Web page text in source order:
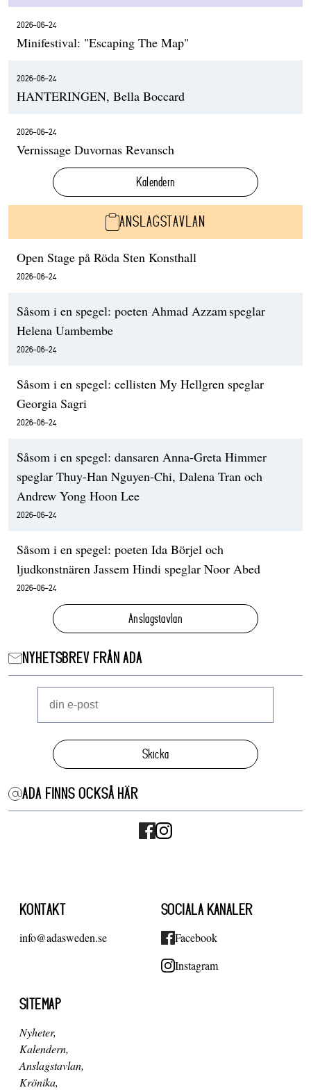
2026-06-24
Minifestival: "Escaping The Map"
2026-06-24
HANTERINGEN, Bella Boccard
2026-06-24
Vernissage Duvornas Revansch
Kalendern
ANSLAGSTAVLAN
Open Stage på Röda Sten Konsthall
2026-06-24
Såsom i en spegel: poeten Ahmad Azzam speglar
Helena Uambembe
2026-06-24
Såsom i en spegel: cellisten My Hellgren speglar
Georgia Sagri
2026-06-24
Såsom i en spegel: dansaren Anna-Greta Himmer
speglar Thuy-Han Nguyen-Chi, Dalena Tran och
Andrew Yong Hoon Lee
2026-06-24
Såsom i en spegel: poeten Ida Börjel och
ljudkonstnären Jassem Hindi speglar Noor Abed
2026-06-24
Anslagstavlan
NYHETSBREV FRÅN ADA
Skicka
ADA FINNS OCKSÅ HÄR
KONTAKT
info@adasweden.se
SOCIALA KANALER
Facebook
Instagram
SITEMAP
Nyheter
Kalendern
Anslagstavlan
Krönika